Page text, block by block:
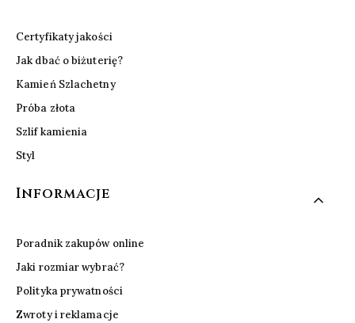
Certyfikaty jakości
Jak dbać o biżuterię?
Kamień Szlachetny
Próba złota
Szlif kamienia
Styl
Informacje
Poradnik zakupów online
Jaki rozmiar wybrać?
Polityka prywatności
Zwroty i reklamacje